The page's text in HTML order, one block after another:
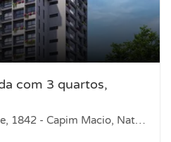
com 3 quartos,
- Capim Macio, Natal-RN